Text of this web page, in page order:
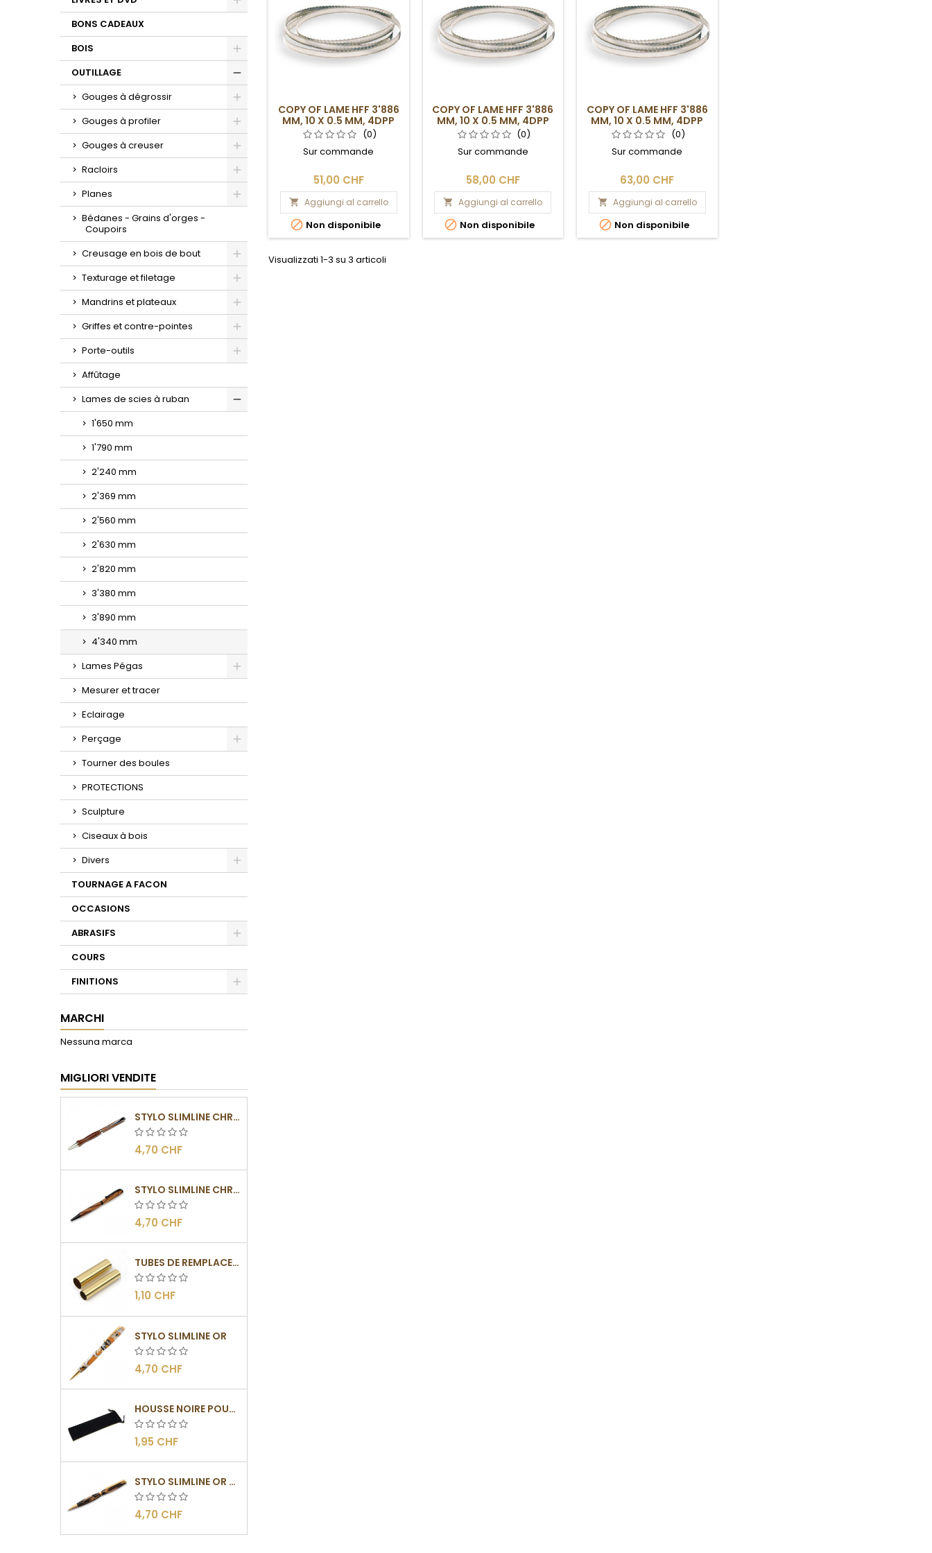
Toggle
BONS CADEAUX
BOIS
OUTILLAGE
Gouges à dégrossir
Toggle
Gouges à profiler
Toggle
Gouges à creuser
Racloirs
Planes
Toggle
Bédanes - Grains d'orges -
Coupoirs
Creusage en bois de bout
Texturage et filetage
Mandrins et plateaux
Griffes et contre-pointes
Porte-outils
Affûtage
Lames de scies à ruban
1'650 mm
1'790 mm
2'240 mm
2'369 mm
2'560 mm
2'630 mm
2'820 mm
3'380 mm
3'890 mm
4'340 mm
Lames Pégas
Mesurer et tracer
Eclairage
Perçage
Tourner des boules
PROTECTIONS
Sculpture
Ciseaux à bois
Divers
TOURNAGE A FACON
OCCASIONS
ABRASIFS
COURS
FINITIONS
MARCHI
Nessuna marca
MIGLIORI VENDITE
STYLO SLIMLINE CHROMÉ
4,70 CHF
STYLO SLIMLINE CHROMÉ NOIR
4,70 CHF
TUBES DE REMPLACEMENT POUR MÉCANISMES SLIMLINE
1,10 CHF
STYLO SLIMLINE OR
4,70 CHF
HOUSSE NOIRE POUR STYLOS
1,95 CHF
STYLO SLIMLINE OR - BARRETTE PLATE
4,70 CHF
COPY OF LAME HFF 3'886
MM, 10 X 0.5 MM, 4DPP
(0)
Sur commande
51,00 CHF
 Aggiungi al carrello
 Non disponibile
COPY OF LAME HFF 3'886
MM, 10 X 0.5 MM, 4DPP
(0)
Sur commande
58,00 CHF
 Aggiungi al carrello
 Non disponibile
COPY OF LAME HFF 3'886
MM, 10 X 0.5 MM, 4DPP
(0)
Sur commande
63,00 CHF
 Aggiungi al carrello
 Non disponibile
Visualizzati 1-3 su 3 articoli